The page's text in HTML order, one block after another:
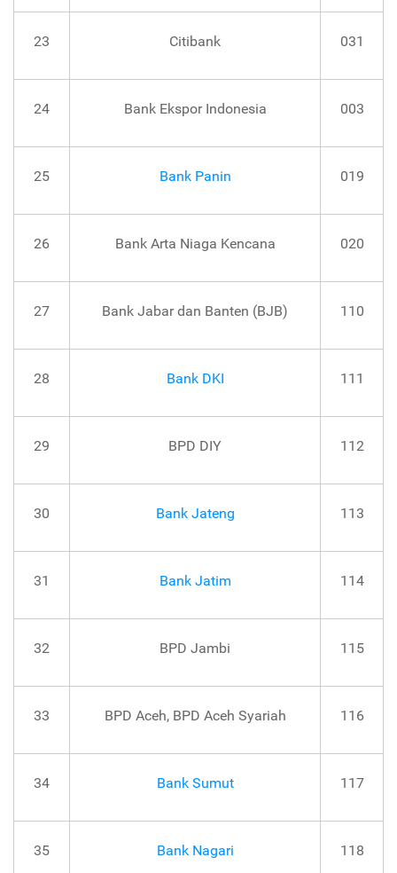
23 Citibank 031
24 Bank Ekspor Indonesia 003
25 Bank Panin 019
26 Bank Arta Niaga Kencana 020
27 Bank Jabar dan Banten (BJB) 110
28 Bank DKI 111
29 BPD DIY 112
30 Bank Jateng 113
31 Bank Jatim 114
32 BPD Jambi 115
33 BPD Aceh, BPD Aceh Syariah 116
34 Bank Sumut 117
35 Bank Nagari 118